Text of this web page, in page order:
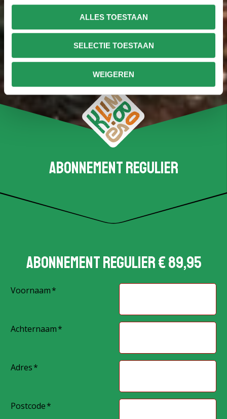
ALLES TOESTAAN
SELECTIE TOESTAAN
WEIGEREN
Abonnement regulier
Abonnement regulier € 89,95
Voornaam
Achternaam
Adres
Postcode